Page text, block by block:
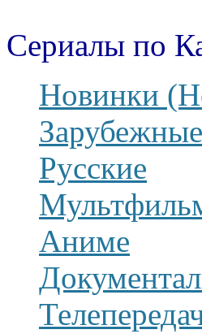
Сериалы по
Новинки
Зарубежные
Русские
Аниме